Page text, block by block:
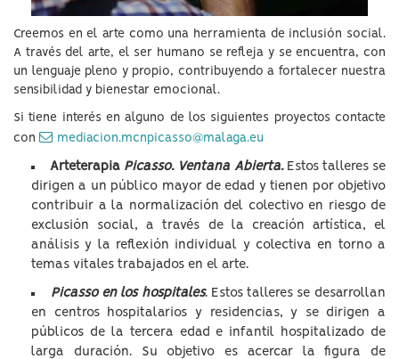
Creemos en el arte como una herramienta de inclusión social.
A través del arte, el ser humano se refleja y se encuentra, con
un lenguaje pleno y propio, contribuyendo a fortalecer nuestra
sensibilidad y bienestar emocional.
Si tiene interés en alguno de los siguientes proyectos contacte
con
mediacion.mcnpicasso@malaga.eu
Arteterapia Picasso. Ventana Abierta. Estos talleres se
dirigen a un público mayor de edad y tienen por objetivo
contribuir a la normalización del colectivo en riesgo de
exclusión social, a través de la creación artística, el
análisis y la reflexión individual y colectiva en torno a
temas vitales trabajados en el arte.
Picasso en los hospitales. Estos talleres se desarrollan
en centros hospitalarios y residencias, y se dirigen a
públicos de la tercera edad e infantil hospitalizado de
larga duración. Su objetivo es acercar la figura de